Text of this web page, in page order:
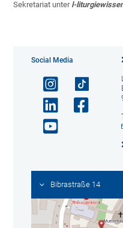
Sekretariat unter l-
Social Media
Bibrastraße 14